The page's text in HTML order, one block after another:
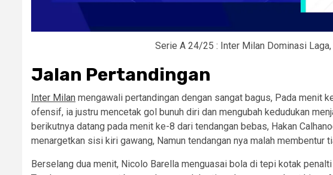
Serie A 24/25 : Inter Milan Dominasi
Jalan Pertandingan
Inter Milan mengawali pertandingan dengan sangat bagus, Pada menit
ofensif, ia justru mencetak gol bunuh diri dan mengubah kedudukan
berikutnya datang pada menit ke-8 dari tendangan bebas, Hakan
menargetkan sisi kiri gawang, Namun tendangan nya malah membentur
Berselang dua menit, Nicolo Barella menguasai bola di tepi kotak